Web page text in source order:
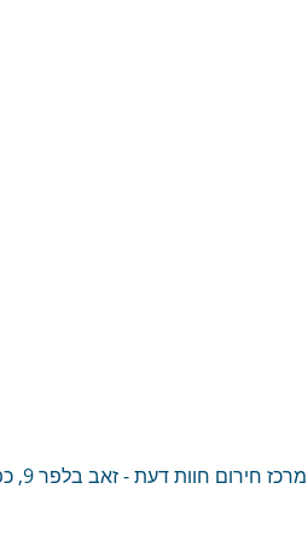
מרכז חירום חוות דעת - זאב בלפר 9, כפר סבא